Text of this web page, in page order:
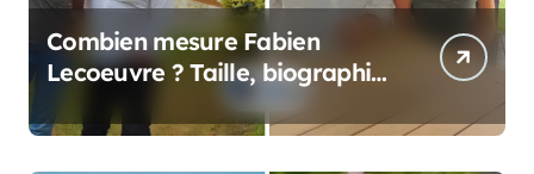
Combien mesure Fabien
Lecoeuvre ? Taille, biographie
et informations complètes